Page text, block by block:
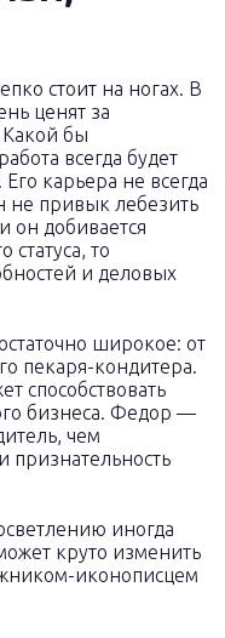
стоит на ногах. В
ценят за
Какой бы
всегда будет
карьера не всегда
не привык лебезить
он добивается
статуса, то
и деловых
широкое: от
пекаря-кондитера.
способствовать
бизнеса. Федор —
чем
признательность
иногда
круто изменить
иконописцем